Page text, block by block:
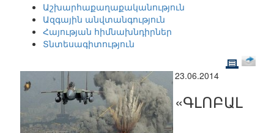
Աշխարհաքաղաքականություն
Ազգային անվտանգություն
Հայության հիմնախնդիրներ
Տնտեսագիտություն
23.06.2014
«ԳԼՈԲԱԼ